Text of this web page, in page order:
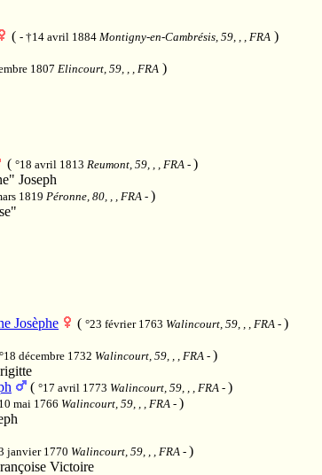
( - †14 avril 1884 Montigny-en-Cambrésis, 59, , , FRA )
1807 Elincourt, 59, , , FRA )
( °18 avril 1813 Reumont, 59, , , FRA - )
Joseph
1819 Péronne, 80, , , FRA - )
Josèphe ( °23 février 1763 Walincourt, 59, , , FRA - )
°18 décembre 1732 Walincourt, 59, , , FRA - )
( °17 avril 1773 Walincourt, 59, , , FRA - )
mai 1766 Walincourt, 59, , , FRA - )
janvier 1770 Walincourt, 59, , , FRA - )
Victoire